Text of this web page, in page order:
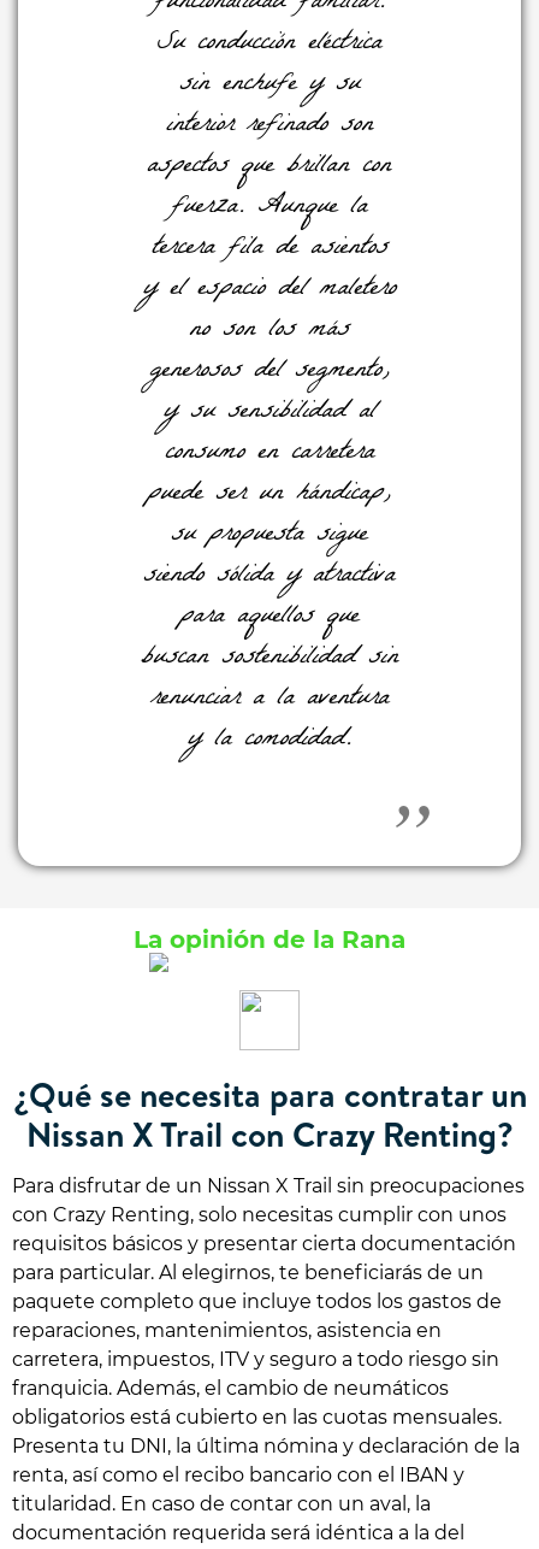
Su conducción eléctrica
sin enchufe y su
interior refinado son
aspectos que brillan con
fuerza. Aunque la
tercera fila de asientos
y el espacio del maletero
no son los más
generosos del segmento,
y su sensibilidad al
consumo en carretera
puede ser un hándicap,
su propuesta sigue
siendo sólida y atractiva
para aquellos que
buscan sostenibilidad sin
renunciar a la aventura
y la comodidad.
La opinión de la Rana
¿Qué se necesita para contratar un
Nissan X Trail con Crazy Renting?
Para disfrutar de un Nissan X Trail sin preocupaciones
con Crazy Renting, solo necesitas cumplir con unos
requisitos básicos y presentar cierta documentación
para particular. Al elegirnos, te beneficiarás de un
paquete completo que incluye todos los gastos de
reparaciones, mantenimientos, asistencia en
carretera, impuestos, ITV y seguro a todo riesgo sin
franquicia. Además, el cambio de neumáticos
obligatorios está cubierto en las cuotas mensuales.
Presenta tu DNI, la última nómina y declaración de la
renta, así como el recibo bancario con el IBAN y
titularidad. En caso de contar con un aval, la
documentación requerida será idéntica a la del